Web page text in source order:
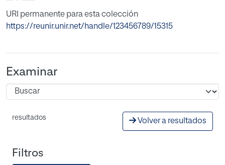
URI permanente para esta colección
https://reunir.unir.net/handle/123456789/15315
Examinar
resultados Volver a resultados
Filtros